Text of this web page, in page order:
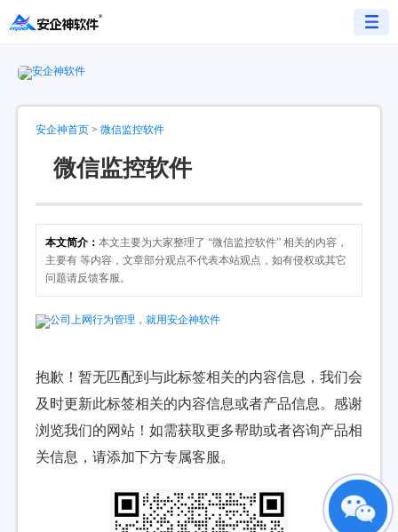
安企神首页 > 微信监控软件
微信监控软件
本文简介： 本文主要为大家整理了 “微信监控软件” 相关的内容，
主要有 等内容，文章部分观点不代表本站观点，如有侵权或其它
问题请反馈客服。
抱歉！暂无匹配到与此标签相关的内容信息，我们会
及时更新此标签相关的内容信息或者产品信息。感谢
浏览我们的网站！如需获取更多帮助或者咨询产品相
关信息，请添加下方专属客服。